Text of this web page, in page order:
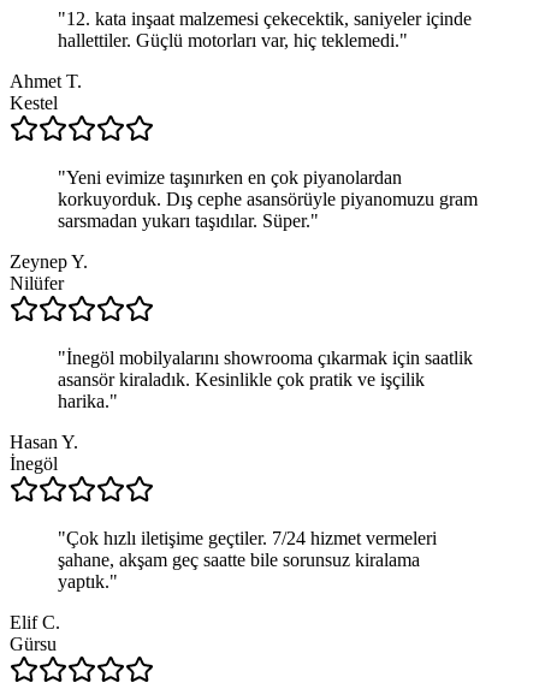
"12. kata inşaat malzemesi çekecektik, saniyeler içinde
hallettiler. Güçlü motorları var, hiç teklemedi."
Ahmet T.
Kestel
"Yeni evimize taşınırken en çok piyanolardan
korkuyorduk. Dış cephe asansörüyle piyanomuzu gram
sarsmadan yukarı taşıdılar. Süper."
Zeynep Y.
Nilüfer
"İnegöl mobilyalarını showrooma çıkarmak için saatlik
asansör kiraladık. Kesinlikle çok pratik ve işçilik
harika."
Hasan Y.
İnegöl
"Çok hızlı iletişime geçtiler. 7/24 hizmet vermeleri
şahane, akşam geç saatte bile sorunsuz kiralama
yaptık."
Elif C.
Gürsu